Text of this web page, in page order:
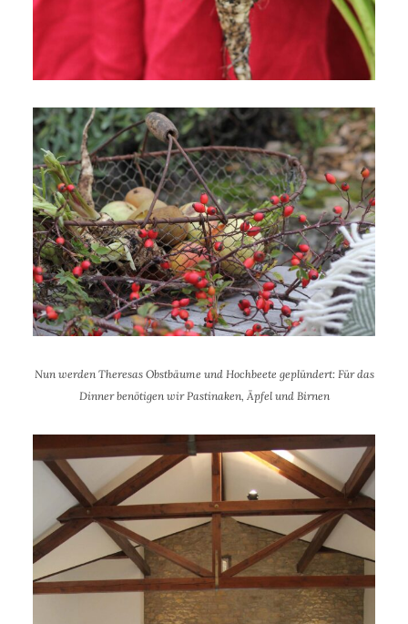
Nun werden Theresas Obstbäume und Hochbeete geplündert: Für das
Dinner benötigen wir Pastinaken, Äpfel und Birnen